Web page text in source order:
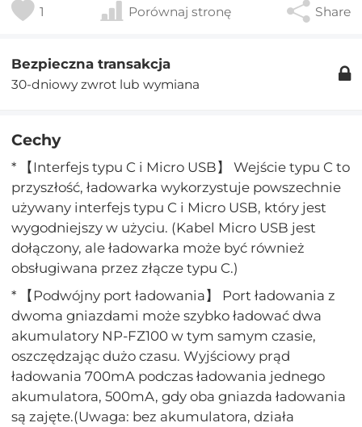
1 Porównaj stronę Share
Bezpieczna transakcja
30-dniowy zwrot lub wymiana
Cechy
* 【Interfejs typu C i Micro USB】 Wejście typu C to
przyszłość, ładowarka wykorzystuje powszechnie
używany interfejs typu C i Micro USB, który jest
wygodniejszy w użyciu. (Kabel Micro USB jest
dołączony, ale ładowarka może być również
obsługiwana przez złącze typu C.)
* 【Podwójny port ładowania】 Port ładowania z
dwoma gniazdami może szybko ładować dwa
akumulatory NP-FZ100 w tym samym czasie,
oszczędzając dużo czasu. Wyjściowy prąd
ładowania 700mA podczas ładowania jednego
akumulatora, 500mA, gdy oba gniazda ładowania
są zajęte.(Uwaga: bez akumulatora, działa